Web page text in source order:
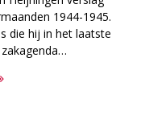
1944-1945.
die hij in het laatste